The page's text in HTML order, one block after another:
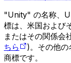
"Unity" の名称、
標は、米国および
またはその関係会
ちら
)。その他
商標です。